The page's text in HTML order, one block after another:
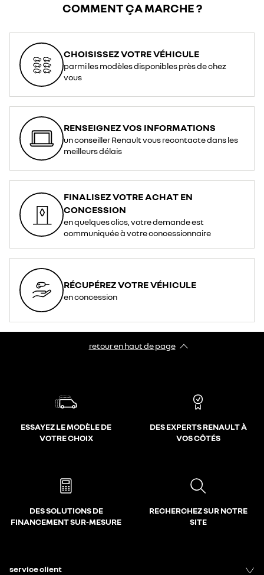
COMMENT ÇA MARCHE ?
CHOISISSEZ VOTRE VÉHICULE
parmi les modèles disponibles près de chez
vous
RENSEIGNEZ VOS INFORMATIONS
un conseiller Renault vous recontacte dans les
meilleurs délais
FINALISEZ VOTRE ACHAT EN
CONCESSION
en quelques clics, votre demande est
communiquée à votre concessionnaire
RÉCUPÉREZ VOTRE VÉHICULE
en concession
retour en haut de page​
ESSAYEZ LE MODÈLE DE
VOTRE CHOIX
DES EXPERTS RENAULT À
VOS CÔTÉS
DES SOLUTIONS DE
FINANCEMENT SUR-MESURE
RECHERCHEZ SUR NOTRE
SITE
service client